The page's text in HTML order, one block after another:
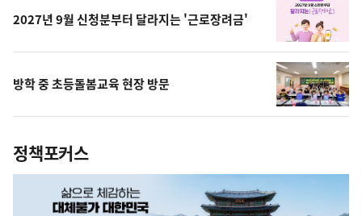
2027년 9월 신청분부터 달라지는 '근로장려금'
방학 중 초등돌봄교육 현장 방문
정책포커스